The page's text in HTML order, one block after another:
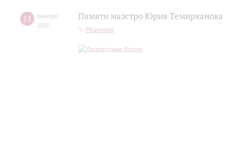
11 декабря
2025
Памяти маэстро Юрия Темирканова
Рецензии